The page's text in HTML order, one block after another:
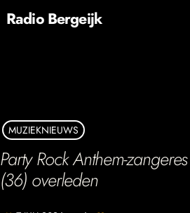
Radio Bergeijk
MUZIEKNIEUWS
Party Rock Anthem-
(36) overleden